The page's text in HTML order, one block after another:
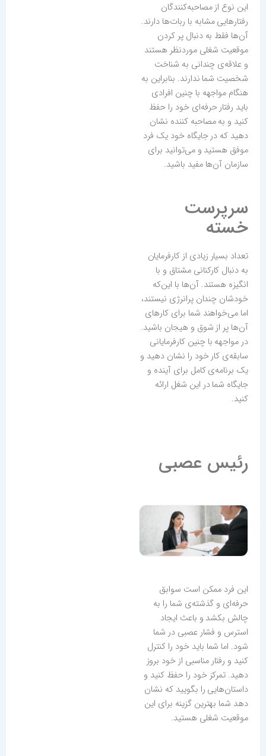
این نوع از مصاحبه‌کنندگان
رفتارهایی مشابه با ربات‌ها دارند.
آن‌ها فقط به دنبال پر کردن
موقعیت شغلی موردنظر هستند
و علاقه‌ی چندانی به شناخت
شخصیت شما ندارند. بنابراین به
هنگام مواجهه با چنین افرادی
باید رفتار حرفه‌ای خود را حفظ
کنید و به مصاحبه کننده نشان
دهید که در جایگاه خود یک فرد
موفق هستید و می‌توانید برای
سازمان آن‌ها مفید باشید.
سرپرست
خسته
تعداد بسیار زیادی از کارفرمایان
به دنبال کارکنانی مشتاق و با
انگیزه هستند. آن‌ها با این‌که
خودشان چندان پرانرژی نیستند،
اما می‌خواهند شما برای کارهای
آن‌ها پر از شوق و هیجان باشید.
در مواجهه با چنین کارفرمایانی
سابقه‌ی کار خود را نشان دهید و
یک برنامه‌ی کامل برای آینده و
جایگاه شما در این شغل ارائه
کنید.
رئیس عصبی
این فرد ممکن است سوابق
حرفه‌ای و گذشته‌ی شما را به
چالش بکشد و باعث ایجاد
استرس و فشار عصبی در شما
شود. اما شما باید خود را کنترل
کنید و رفتار مناسبی از خود بروز
دهید. تمرکز خود را حفظ کنید و
داستان‌هایی را بگویید که نشان
دهد شما بهترین گزینه برای این
موقعیت شغلی هستید.